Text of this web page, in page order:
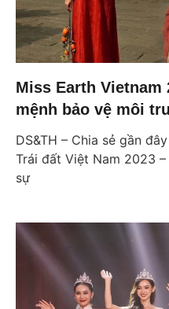
Miss Earth
mệnh bảo vệ môi
DS&TH – Chia sẻ gần
Trái đất Việt Nam 2023
sự